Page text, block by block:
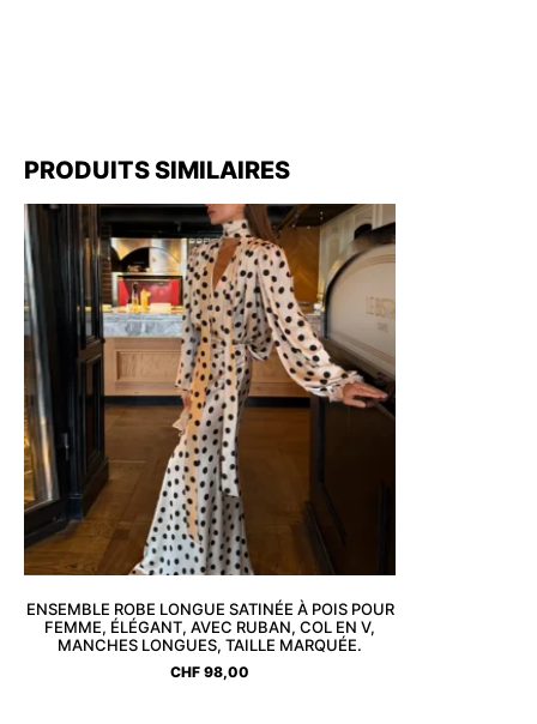
PRODUITS SIMILAIRES
ENSEMBLE ROBE LONGUE SATINÉE À POIS POUR
FEMME, ÉLÉGANT, AVEC RUBAN, COL EN V,
MANCHES LONGUES, TAILLE MARQUÉE.
CHF 98,00